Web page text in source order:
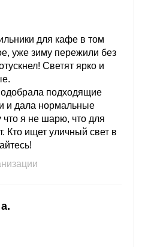
для кафе в том
уже зиму пережили без
Светят ярко и
подходящие
и дала нормальные
я не шарю, что для
Кто ищет уличный свет в